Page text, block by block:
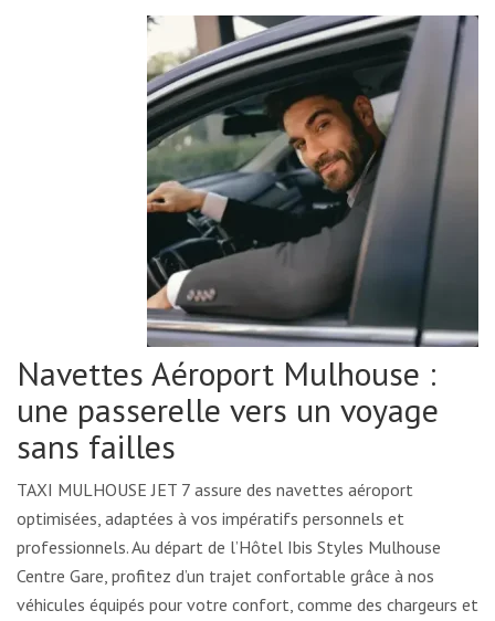
Navettes Aéroport Mulhouse :
une passerelle vers un voyage
sans failles
TAXI MULHOUSE JET 7 assure des navettes aéroport
optimisées, adaptées à vos impératifs personnels et
professionnels. Au départ de l’Hôtel Ibis Styles Mulhouse
Centre Gare, profitez d’un trajet confortable grâce à nos
véhicules équipés pour votre confort, comme des chargeurs et